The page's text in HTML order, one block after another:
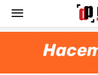
Diario